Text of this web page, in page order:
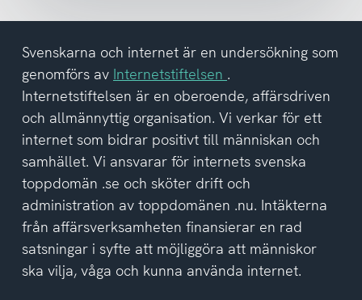
del
av
integritetspolicyn
Svenskarna och internet är en undersökning som
genomförs av Internetstiftelsen .
Internetstiftelsen är en oberoende, affärsdriven
och allmännyttig organisation. Vi verkar för ett
internet som bidrar positivt till människan och
samhället. Vi ansvarar för internets svenska
toppdomän .se och sköter drift och
administration av toppdomänen .nu. Intäkterna
från affärsverksamheten finansierar en rad
satsningar i syfte att möjliggöra att människor
ska vilja, våga och kunna använda internet.